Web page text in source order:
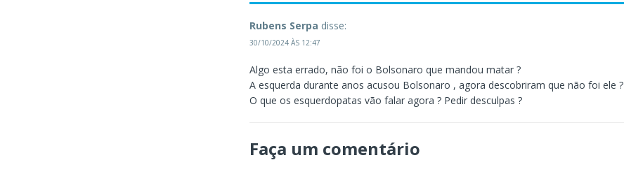
Rubens Serpa disse:
30/10/2024 ÀS 12:47
Algo esta errado, não foi o Bolsonaro que mandou matar ?
A esquerda durante anos acusou Bolsonaro , agora descobriram que não foi ele ?
O que os esquerdopatas vão falar agora ? Pedir desculpas ?
Faça um comentário